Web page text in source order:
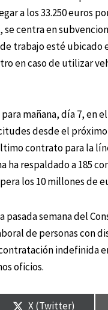
a los 33.250 euros
centra en
trabajo esté
en caso de utilizar
mañana, día 7, en
desde el
contrato para la
ha respaldado a 185
los 10 millones de
semana del
de personas con
indefinida
oficios.
X (Twitter)